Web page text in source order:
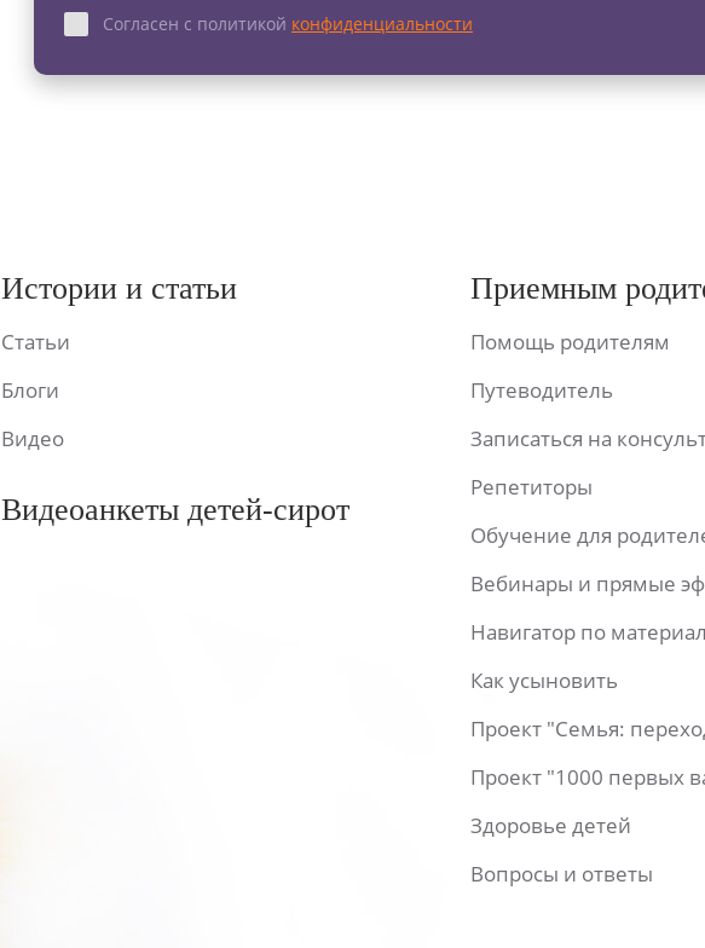
Согласен с политикой конфиденциальности
Истории и статьи
Статьи
Блоги
Видео
Видеоанкеты детей-сирот
Приемным
Помощь родителям
Путеводитель
Записаться на
Репетиторы
Обучение для
Вебинары и прямые
Навигатор по
Как усыновить
Проект "Семья:
Проект "1000 первых
Здоровье детей
Вопросы и ответы